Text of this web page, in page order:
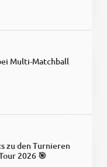
Multi-Matchball
zu den Turnieren
2026 🎯